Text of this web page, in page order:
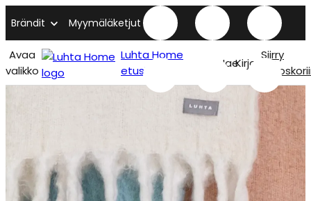
Brändit Myymäläketjut
Avaa
valikko
Luhta Home
etusivu
HaeKirjaudu
Siirry